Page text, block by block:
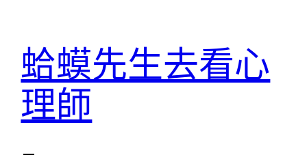
蛤蟆先生去看心
理師